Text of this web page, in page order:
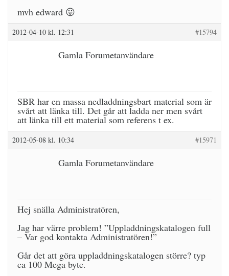
mvh edward 😛
2012-04-10 kl. 12:31 #15794
Gamla Forumetanvändare
SBR har en massa nedladdningsbart material som är
svårt att länka till. Det går att ladda ner men svårt
att länka till ett material som referens t ex.
2012-05-08 kl. 10:34 #15971
Gamla Forumetanvändare
Hej snälla Administratören,
Jag har värre problem! ”Uppladdningskatalogen full
– Var god kontakta Administratören!”
Går det att göra uppladdningskatalogen större? typ
ca 100 Mega byte.